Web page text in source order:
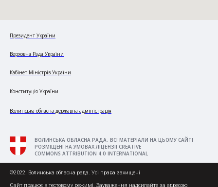
Президент України
Верховна Рада України
Кабінет Міністрів України
Конституція України
Волинська обласна державна адміністрація
ВОЛИНСЬКА ОБЛАСНА РАДА. ВСІ МАТЕРІАЛИ НА ЦЬОМУ САЙТІ
РОЗМІЩЕНІ НА УМОВАХ ЛІЦЕНЗІЇ CREATIVE
COMMONS ATTRIBUTION 4.0 INTERNATIONAL
©2022. Волинська обласна рада. Усі права захищені
Сайт працює в тестовому режимі. Зауваження надсилайте за адресою